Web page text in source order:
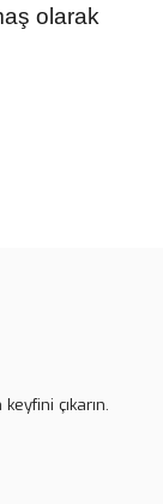
olarak
çıkarın.